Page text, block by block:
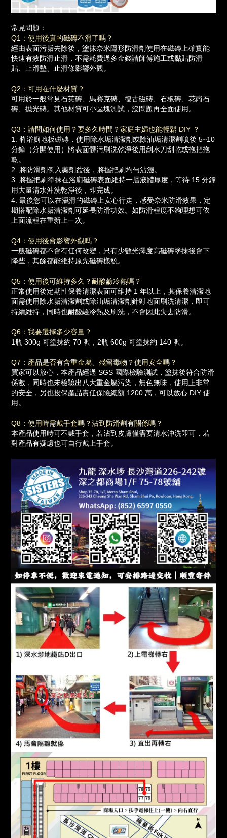
常見問題：
Q1：使用後真的磁磚不滑了嗎？
經由表面污垢去除後，塗抹奈米隱形防滑劑使用在磁磚上確實能
快速有效防滑止滑，不需耗費過多金錢請師傅施工或黏貼防滑
貼、止滑墊、止滑條影響外觀。
Q2：可用在什麼材質？
可用於一般常見石英磚、馬賽克磚、復古磁磚、石板磚、花崗石
磚、拋光磚。其他材質可小區塊測試，沒問題再全面使用。
Q3：請問如何使用？要多久時間？家庭主婦也能輕鬆 DIY ？
1. 將浴廁地板磁磚，使用除水垢清潔劑或除油垢清潔劑噴後 5~10
分鐘（分開使用）將表面髒污刷洗乾淨後用刮水刀刮乾或拖把拖
乾。
2. 將防滑劑倒入藥劑盆後，將握把刷均勻沾濕。
3. 將握把刷塗抹在浴廁磁磚表面維持一層液體厚度，等待 15 分鐘
用大量清水沖洗乾淨後，即完成。
4. 最後您可以在濕滑的磁磚上安心行走，感受奈米防滑效果，定
期搭配除水垢清潔劑可延長防滑功效。如防滑程度不夠理想可依
上面流程在重新上一次。
Q4：使用後會影響外觀嗎？
一般磁磚都不會有任何改變，只有少數光澤度高磁磚塗抹後會下
降些，其餘都能維持原先磁磚樣貌。
Q5：使用後可維持多久？耐酸鹼冷熱嗎？
正常使用後定期性保養清潔表面可維持 1 年以上，其保養清潔地
面需使用除水垢清潔劑或除油垢清潔劑針對地面刷洗清潔，即可
持續維持，同時也耐酸鹼冷熱及刷洗，不會因此失去防滑。
Q6：我要選擇多少容量？
1瓶 300g 可塗抹約 70 呎，2瓶 600g 可塗抹約 140 呎。
Q7：產品是否有含重金屬、殘留毒物？使用安全嗎？
買家可以放心，本產品經過 SGS 國際檢驗測試，塗抹後符合防滑
係數，同時也未檢驗出八大重金屬污染，無色無味，使用上非常
的安全，另也投保產品責任保險總額 1200 萬，可以放心 DIY 使
用。
Q8：使用時需戴手套嗎？沾到防滑劑有關係嗎？
本產品使用時可不戴手套，若沾到皮膚僅需要清水沖洗即可，若
對產品有疑慮也可自行戴上手套。